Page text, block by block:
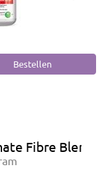
Fibre Blend